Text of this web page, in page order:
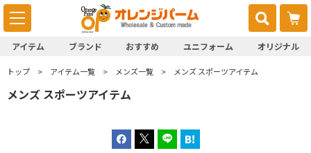
アイテム ブランド おすすめ ユニフォーム オリジナル
トップ アイテム一覧 メンズ一覧 メンズ スポーツアイテム
メンズ スポーツアイテム